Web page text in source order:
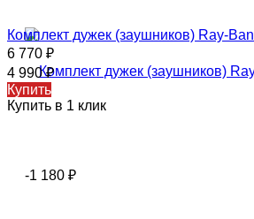
Комплект дужек (заушников) Ray-Ban
6 770 ₽
4 990₽
Купить
Купить в 1 клик
-1 180 ₽